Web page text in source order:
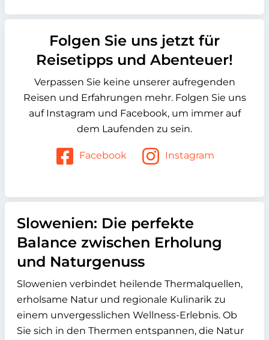
Folgen Sie uns jetzt für
Reisetipps und Abenteuer!
Verpassen Sie keine unserer aufregenden
Reisen und Erfahrungen mehr. Folgen Sie uns
auf Instagram und Facebook, um immer auf
dem Laufenden zu sein.
Facebook Instagram
Slowenien: Die perfekte
Balance zwischen Erholung
und Naturgenuss
Slowenien verbindet heilende Thermalquellen,
erholsame Natur und regionale Kulinarik zu
einem unvergesslichen Wellness-Erlebnis. Ob
Sie sich in den Thermen entspannen, die Natur